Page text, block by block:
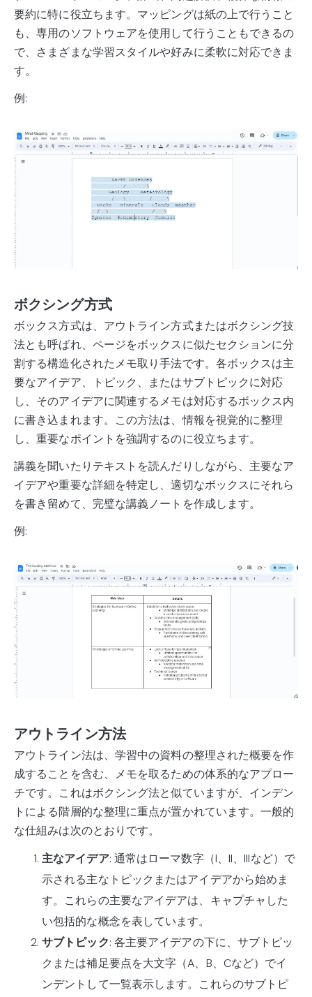
要約に特に役立ちます。マッピングは紙の上で行うこと
も、専用のソフトウェアを使用して行うこともできるの
で、さまざまな学習スタイルや好みに柔軟に対応できま
す。
例:
ボクシング方式
ボックス方式は、アウトライン方式またはボクシング技
法とも呼ばれ、ページをボックスに似たセクションに分
割する構造化されたメモ取り手法です。各ボックスは主
要なアイデア、トピック、またはサブトピックに対応
し、そのアイデアに関連するメモは対応するボックス内
に書き込まれます。この方法は、情報を視覚的に整理
し、重要なポイントを強調するのに役立ちます。
講義を聞いたりテキストを読んだりしながら、主要なア
イデアや重要な詳細を特定し、適切なボックスにそれら
を書き留めて、完璧な講義ノートを作成します。
例:
アウトライン方法
アウトライン法は、学習中の資料の整理された概要を作
成することを含む、メモを取るための体系的なアプロー
チです。これはボクシング法と似ていますが、インデン
トによる階層的な整理に重点が置かれています。一般的
な仕組みは次のとおりです。
主なアイデア: 通常はローマ数字（I、II、IIIなど）で
示される主なトピックまたはアイデアから始めま
す。これらの主要なアイデアは、キャプチャした
い包括的な概念を表しています。
サブトピック: 各主要アイデアの下に、サブトピッ
クまたは補足要点を大文字（A、B、Cなど）でイ
ンデントして一覧表示します。これらのサブトピ